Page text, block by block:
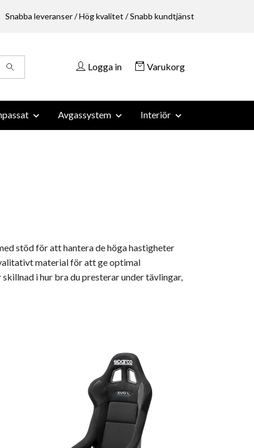
Snabba leveranser / Hög kvalitet / Snabb kundtjänst
Logga in Varukorg
Avgassystem Interiör
stöd för att hantera de höga hastigheter
material för att ge optimal
i hur bra du presterar under tävlingar,